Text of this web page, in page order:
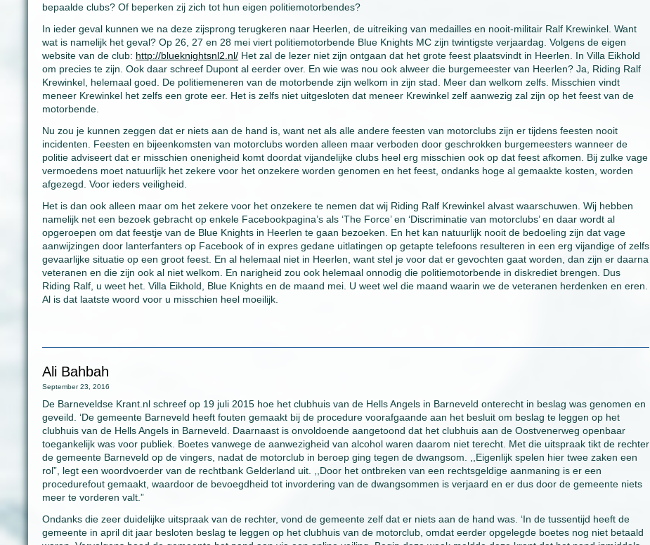
bepaalde clubs? Of beperken zij zich tot hun eigen politiemotorbendes?
In ieder geval kunnen we na deze zijsprong terugkeren naar Heerlen, de uitreiking van medailles en nooit-militair Ralf Krewinkel. Want
wat is namelijk het geval? Op 26, 27 en 28 mei viert politiemotorbende Blue Knights MC zijn twintigste verjaardag. Volgens de eigen
website van de club: http://blueknightsnl2.nl/ Het zal de lezer niet zijn ontgaan dat het grote feest plaatsvindt in Heerlen. In Villa Eikhold
om precies te zijn. Ook daar schreef Dupont al eerder over. En wie was nou ook alweer die burgemeester van Heerlen? Ja, Riding Ralf
Krewinkel, helemaal goed. De politiemeneren van de motorbende zijn welkom in zijn stad. Meer dan welkom zelfs. Misschien vindt
meneer Krewinkel het zelfs een grote eer. Het is zelfs niet uitgesloten dat meneer Krewinkel zelf aanwezig zal zijn op het feest van de
motorbende.
Nu zou je kunnen zeggen dat er niets aan de hand is, want net als alle andere feesten van motorclubs zijn er tijdens feesten nooit
incidenten. Feesten en bijeenkomsten van motorclubs worden alleen maar verboden door geschrokken burgemeesters wanneer de
politie adviseert dat er misschien onenigheid komt doordat vijandelijke clubs heel erg misschien ook op dat feest afkomen. Bij zulke vage
vermoedens moet natuurlijk het zekere voor het onzekere worden genomen en het feest, ondanks hoge al gemaakte kosten, worden
afgezegd. Voor ieders veiligheid.
Het is dan ook alleen maar om het zekere voor het onzekere te nemen dat wij Riding Ralf Krewinkel alvast waarschuwen. Wij hebben
namelijk net een bezoek gebracht op enkele Facebookpagina’s als ‘The Force’ en ‘Discriminatie van motorclubs’ en daar wordt al
opgeroepen om dat feestje van de Blue Knights in Heerlen te gaan bezoeken. En het kan natuurlijk nooit de bedoeling zijn dat vage
aanwijzingen door lanterfanters op Facebook of in expres gedane uitlatingen op getapte telefoons resulteren in een erg vijandige of zelfs
gevaarlijke situatie op een groot feest. En al helemaal niet in Heerlen, want stel je voor dat er gevochten gaat worden, dan zijn er daarna
veteranen en die zijn ook al niet welkom. En narigheid zou ook helemaal onnodig die politiemotorbende in diskrediet brengen. Dus
Riding Ralf, u weet het. Villa Eikhold, Blue Knights en de maand mei. U weet wel die maand waarin we de veteranen herdenken en eren.
Al is dat laatste woord voor u misschien heel moeilijk.
Ali Bahbah
September 23, 2016
De Barneveldse Krant.nl schreef op 19 juli 2015 hoe het clubhuis van de Hells Angels in Barneveld onterecht in beslag was genomen en
geveild. ‘De gemeente Barneveld heeft fouten gemaakt bij de procedure voorafgaande aan het besluit om beslag te leggen op het
clubhuis van de Hells Angels in Barneveld. Daarnaast is onvoldoende aangetoond dat het clubhuis aan de Oostvenerweg openbaar
toegankelijk was voor publiek. Boetes vanwege de aanwezigheid van alcohol waren daarom niet terecht. Met die uitspraak tikt de rechter
de gemeente Barneveld op de vingers, nadat de motorclub in beroep ging tegen de dwangsom. ,,Eigenlijk spelen hier twee zaken een
rol”, legt een woordvoerder van de rechtbank Gelderland uit. ,,Door het ontbreken van een rechtsgeldige aanmaning is er een
procedurefout gemaakt, waardoor de bevoegdheid tot invordering van de dwangsommen is verjaard en er dus door de gemeente niets
meer te vorderen valt.”
Ondanks die zeer duidelijke uitspraak van de rechter, vond de gemeente zelf dat er niets aan de hand was. ‘In de tussentijd heeft de
gemeente in april dit jaar besloten beslag te leggen op het clubhuis van de motorclub, omdat eerder opgelegde boetes nog niet betaald